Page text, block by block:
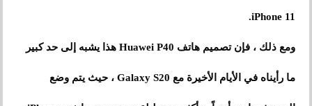
iPhone 11.
ومع ذلك ، فإن تصميم هاتف Huawei P40 هذا يشبه إلى حد كبير
ما رأيناه في الأيام الأخيرة مع Galaxy S20 ، حيث يتم وضع